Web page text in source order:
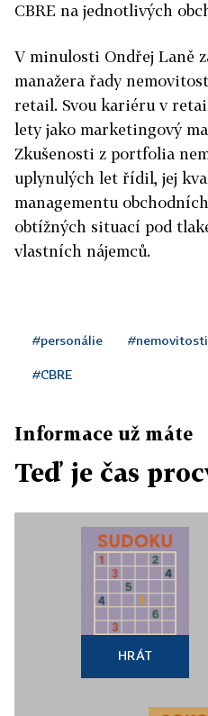
CBRE na jednotlivých
V minulosti Ondřej Laně
manažera řady
retail. Svou kariéru v
lety jako marketingový
Zkušenosti z portfolia
uplynulých let řídil, jej
managementu
obtížných situací pod
vlastních nájemců.
#personálie #nemovitosti
#CBRE
Informace už máte
Teď je čas
HRÁT